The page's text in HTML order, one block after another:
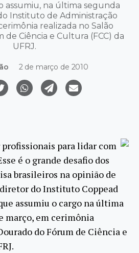
assumiu, na última segunda
Instituto de Administração
realizada no Salão
de Ciência e Cultura (FCC) da
UFRJ.
2 de março de 2010
para lidar com
é o grande desafio dos
brasileiros na opinião de
do Instituto Coppead
assumiu o cargo na última
março, em cerimônia
do Fórum de Ciência e